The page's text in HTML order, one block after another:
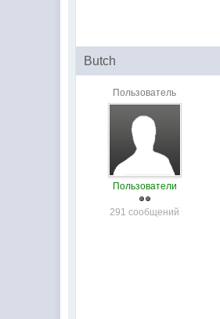
Butch
Пользователь
Пользователи
291 сообщений